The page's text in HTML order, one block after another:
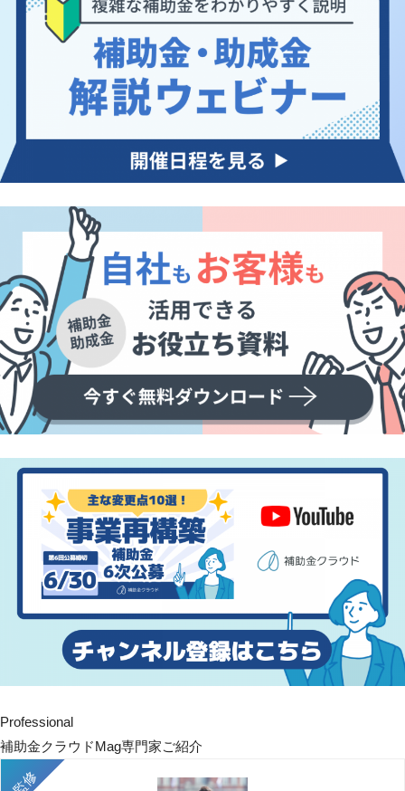
Professional
補助金クラウドMag専門家ご紹介